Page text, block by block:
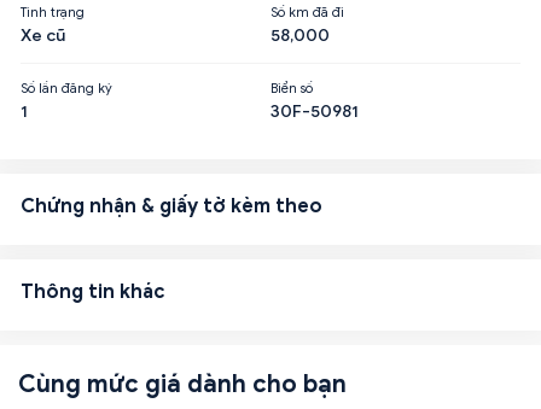
Tình trạng
Xe cũ
Số km đã đi
58,000
Số lần đăng ký
1
Biển số
30F-50981
Chứng nhận & giấy tờ kèm theo
Thông tin khác
Cùng mức giá dành cho bạn